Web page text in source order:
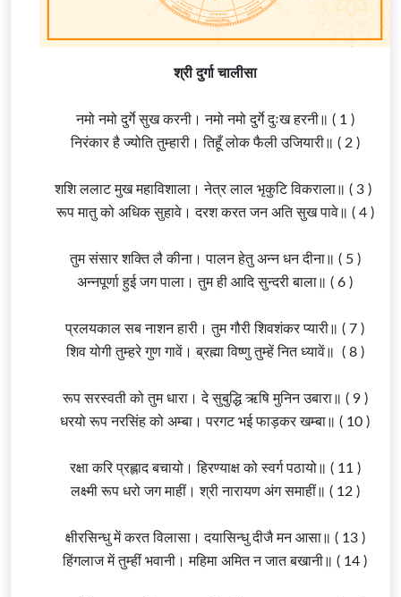
श्री दुर्गा चालीसा
नमो नमोदुर्गेसुख करनी। नमो नमो दुर्गे दुःख हरनी॥ ( 1 )
निरंकार है ज्योति तुम्हारी। तिहूँ लोक फैली उजियारी॥ ( 2 )
शशि ललाट मुख महाविशाला। नेत्र लाल भृकुटि विकराला॥ ( 3 )
रूप मातु को अधिक सुहावे। दरश करत जन अति सुख पावे॥ ( 4 )
तुम संसार शक्ति लै कीना। पालन हेतु अन्न धन दीना॥ ( 5 )
अन्नपूर्णा हुई जग पाला। तुम ही आदि सुन्दरी बाला॥ ( 6 )
प्रलयकाल सब नाशन हारी। तुम गौरी शिवशंकर प्यारी॥ ( 7 )
शिव योगी तुम्हरे गुण गावें।ब्रह्माविष्णु तुम्हें नित ध्यावें॥ ( 8 )
रूप सरस्वती को तुम धारा। दे सुबुद्धि ऋषि मुनिन उबारा॥ ( 9 )
धरयो रूपनरसिंहको अम्बा। परगट भई फाड़कर खम्बा॥ ( 10 )
रक्षा करि प्रह्लाद बचायो। हिरण्याक्ष कोस्वर्गपठायो॥ ( 11 )
लक्ष्मीरूप धरो जग माहीं। श्रीनारायणअंग समाहीं॥ ( 12 )
क्षीरसिन्धु में करत विलासा। दयासिन्धु दीजै मन आसा॥ ( 13 )
हिंगलाज में तुम्हीं भवानी। महिमा अमित न जात बखानी॥ ( 14 )